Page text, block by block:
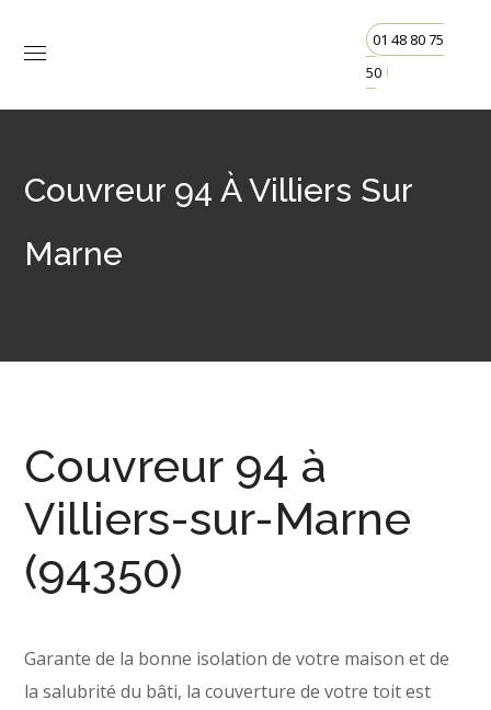
01 48 80 75
50
Couvreur 94 À Villiers Sur
Marne
Couvreur 94 à
Villiers-sur-Marne
(94350)
Garante de la bonne isolation de votre maison et de
la salubrité du bâti, la couverture de votre toit est